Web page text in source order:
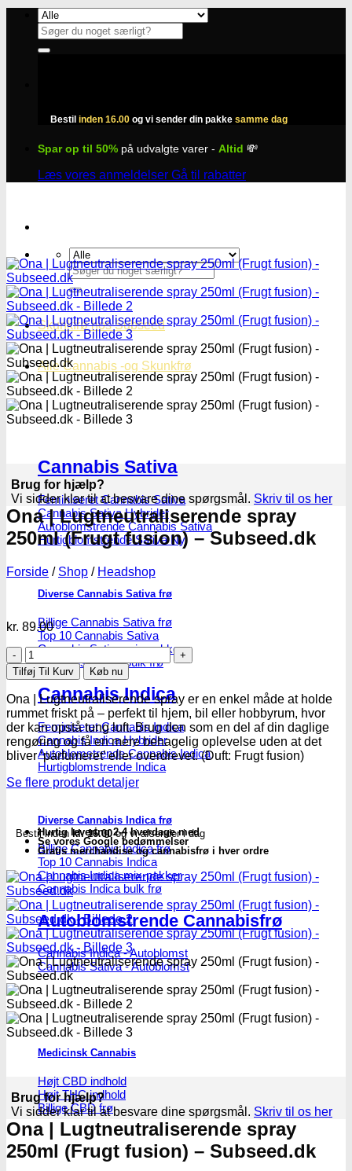
Fortsæt
indhold
Søg
efter:
Bestil inden 16.00 og vi sender din pakke samme dag
Spar op til 50% på udvalgte varer - Altid 💸
Læs vores anmeldelser Gå til rabatter
Søg
efter:
Skunkfrø hos Subseed
Alle Cannabis -og Skunkfrø
Cannabis Sativa
Feminiseret Cannabis Sativa
Cannabis Sativa Hybrider
Autoblomstrende Cannabis Sativa
Hurtigblomstrende Sativa
Diverse Cannabis Sativa frø
Billige Cannabis Sativa frø
Top 10 Cannabis Sativa
Cannabis Sativa mix-pakker
Cannabis Sativa bulk frø
Cannabis Indica
Feminiseret Cannabis Indica
Cannabis Indica Hybrider
Autoblomstrende Cannabis Indica
Hurtigblomstrende Indica
Diverse Cannabis Indica frø
Billige Cannabis Indica frø
Top 10 Cannabis Indica
Cannabis Indica mix-pakker
Cannabis Indica bulk frø
Autoblomstrende Cannabisfrø
Cannabis Indica - Autoblomst
Cannabis Sativa - Autoblomst
Medicinsk Cannabis
Højt CBD indhold
Højt THC indhold
Billige CBD frø
Brug for hjælp?
Vi sidder klar til at besvare dine spørgsmål. Skriv til os her
Ona | Lugtneutraliserende spray
250ml (Frugt fusion) – Subseed.dk
Forside / Shop / Headshop
kr. 89.00
Ona
|
Lugtneutraliserende
spray
250ml
(Frugt
fusion)
-
Subseed.dk
antal
Tilføj Til Kurv Køb nu
Ona | Lugtneutraliserende spray er en enkel måde at holde
rummet friskt på – perfekt til hjem, bil eller hobbyrum, hvor
der kan opstå tung luft. Brug den som en del af din daglige
rengøring og få en mere behagelig oplevelse uden at det
bliver ‘parfumeret’ eller overdrevet. (Duft: Frugt fusion)
Se flere produkt detaljer
Bestil indenkl. 16.00og vi afsender i dag
Hurtig levering 2-4 hverdage med
Se vores Google bedømmelser
Gratis merchandise og cannabisfrø i hver ordre
Brug for hjælp?
Vi sidder klar til at besvare dine spørgsmål. Skriv til os her
Ona | Lugtneutraliserende spray
250ml (Frugt fusion) – Subseed.dk